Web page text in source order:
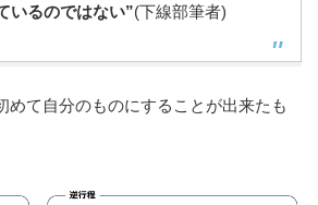
いるのではない”(下線部筆者)
めて自分のものにすることが出来たも